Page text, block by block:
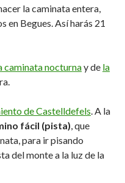
la caminata entera,
en Begues. Así harás 21
caminata nocturnay de la
de Castelldefels. A la
fácil (pista), que
para ir pisando
del monte a la luz de la